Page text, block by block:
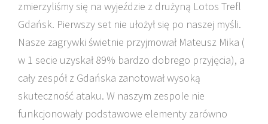
zmierzyliśmy się na wyjeździe z drużyną Lotos Trefl
Gdańsk. Pierwszy set nie ułożył się po naszej myśli.
Nasze zagrywki świetnie przyjmował Mateusz Mika (
w 1 secie uzyskał 89% bardzo dobrego przyjęcia), a
cały zespół z Gdańska zanotował wysoką
skuteczność ataku. W naszym zespole nie
funkcjonowały podstawowe elementy zarówno